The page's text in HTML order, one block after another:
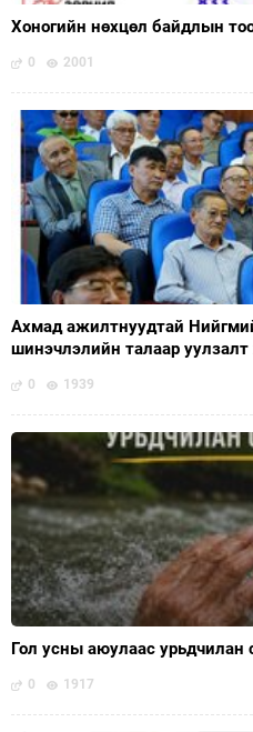
Хоногийн нөхцөл байдлын
0 2001
Ахмад ажилтнуудтай
шинэчлэлийн талаар уулзалт
0 1939
Гол усны аюулаас урьдчилан
0 1917